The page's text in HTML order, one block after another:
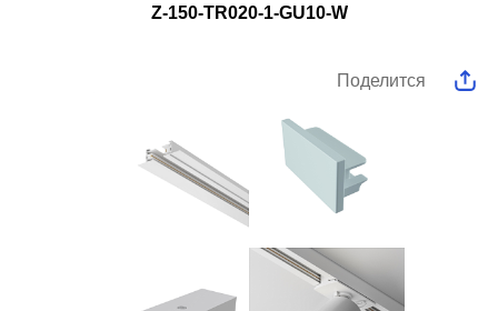
Z-150-TR020-1-GU10-W
Поделится